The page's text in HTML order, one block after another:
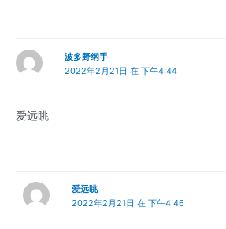
波多野纲手
2022年2月21日 在 下午4:44
爱远眺
爱远眺
2022年2月21日 在 下午4:46